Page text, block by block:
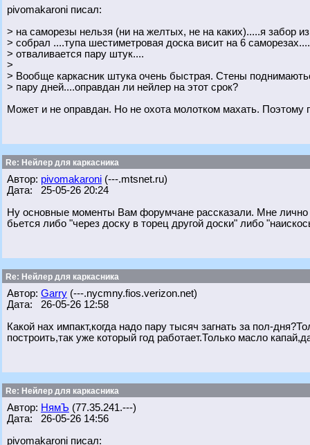
pivomakaroni писал:
> на саморезы нельзя (ни на желтых, не на каких).....я забор
> собрал ....тупа шестиметровая доска висит на 6
> отваливается пару штук....
>
> Вообще каркасник штука очень быстрая. Стены
> пару дней....оправдан ли нейлер на этот срок?
Может и не оправдан. Но не охота молотком махать.
Re: Нейлер для каркасника
Автор: pivomakaroni (---.mtsnet.ru)
Дата: 25-05-26 20:24
Ну основные моменты Вам форумчане рассказали. Мне лично
бьется либо "через доску в торец другой доски" либо
Re: Нейлер для каркасника
Автор: Garry (---.nycmny.fios.verizon.net)
Дата: 26-05-26 12:58
Какой нах импакт,когда надо пару тысяч загнать за пол-
построить,так уже который год работает.Только масло
Re: Нейлер для каркасника
Автор: НямЪ (77.35.241.---)
Дата: 26-05-26 14:56
pivomakaroni писал: